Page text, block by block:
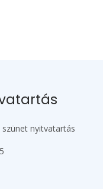
szünet nyitvatartás